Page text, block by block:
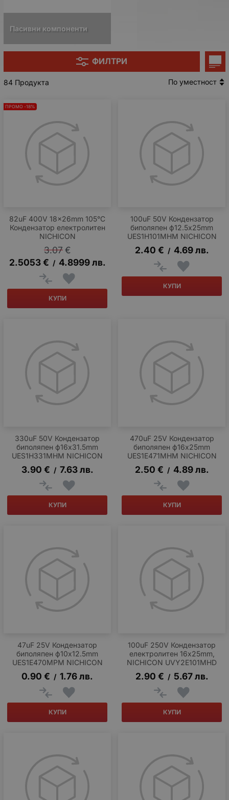
Пасивни компоненти
ФИЛТРИ
84 Продукта По уместност
82uF 400V 18x26mm 105°C
Кондензатор електролитен
NICHICON
3.07 €
2.5053 € / 4.8999 лв.
КУПИ
ПРОМО -18%
100uF 50V Кондензатор
биполяпен ф12.5x25mm
UES1H101MHM NICHICON
2.40 € / 4.69 лв.
КУПИ
330uF 50V Кондензатор
биполяпен ф16x31.5mm
UES1H331MHM NICHICON
3.90 € / 7.63 лв.
КУПИ
470uF 25V Кондензатор
биполяпен ф16x25mm
UES1E471MHM NICHICON
2.50 € / 4.89 лв.
КУПИ
47uF 25V Кондензатор
биполяпен ф10x12.5mm
UES1E470MPM NICHICON
0.90 € / 1.76лв.
КУПИ
100uF 250V Кондензатор
електролитен 16x25mm,
NICHICON UVY2E101MHD
2.90 € / 5.67 лв.
КУПИ